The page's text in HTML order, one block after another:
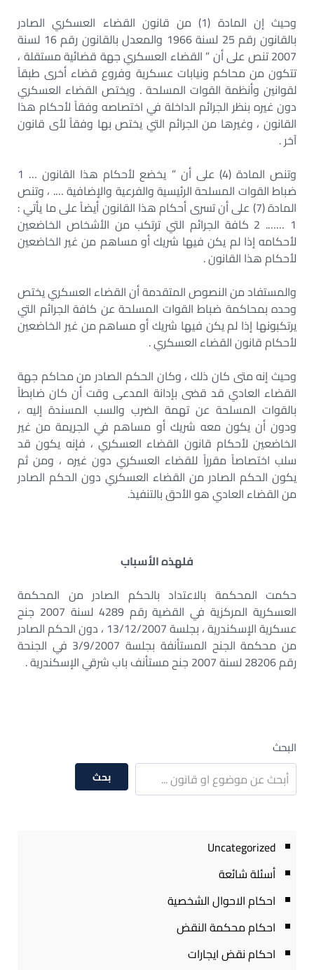
وحيث إن المادة (1) من قانون القضاء العسكري الصادر
بالقانون رقم 25 لسنة 1966 والمعدل بالقانون رقم 16 لسنة
2007 تنص على أن ” القضاء العسكري جهة قضائية مستقلة ،
تتكون من محاكم ونيابات عسكرية وفروع قضاء أخرى طبقاً
لقوانين وأنظمة القوات المسلحة . ويختص القضاء العسكري
دون غيره بنظر الجرائم الداخلة في اختصاصه وفقاً لأحكام هذا
القانون ، وغيرها من الجرائم التي يختص بها وفقاً لأى قانون
آخر .
وتنص المادة (4) على أن ” يخضع لأحكام هذا القانون … 1
ضباط القوات المسلحة الرئيسية والفرعية والإضافية …. ، وتنص
المادة (7) على أن تسرى أحكام هذا القانون أيضاً على ما يأتي :
1 ……. 2 كافة الجرائم التي ترتكب من الأشخاص الخاضعين
لأحكامه إذا لم يكن فيها شريك أو مساهم من غير الخاضعين
لأحكام هذا القانون .
والمستفاد من النصوص المتقدمة أن القضاء العسكري يختص
وحده بمحاكمة ضباط القوات المسلحة عن كافة الجرائم التي
يرتكبونها إذا لم يكن فيها شريك أو مساهم من غير الخاضعين
لأحكام قانون القضاء العسكري .
وحيث إنه متى كان ذلك ، وكان الحكم الصادر من محاكم جهة
القضاء العادي قد قضى بإدانة المدعى وقت أن كان ضابطاً
بالقوات المسلحة عن تهمة الضرب والسب المسندة إليه ،
ودون أن يكون معه شريك أو مساهم في الجريمة من غير
الخاضعين لأحكام قانون القضاء العسكري ، فإنه يكون قد
سلب اختصاصاً مقرراً للقضاء العسكري دون غيره ، ومن ثم
يكون الحكم الصادر من القضاء العسكري دون الحكم الصادر
من القضاء العادي هو الأحق بالتنفيذ.
فلهذه الأسباب
حكمت المحكمة بالاعتداد بالحكم الصادر من المحكمة
العسكرية المركزية في القضية رقم 4289 لسنة 2007 جنح
عسكرية الإسكندرية ، بجلسة 13/12/2007 ، دون الحكم الصادر
من محكمة الجنح المستأنفة بجلسة 3/9/2007 في الجنحة
رقم 28206 لسنة 2007 جنح مستأنف باب شرقي الإسكندرية .
البحث
بحث
Uncategorized
أسئلة شائعة
احكام الاحوال الشخصية
احكام محكمة النقض
احكام نقض ايجارات